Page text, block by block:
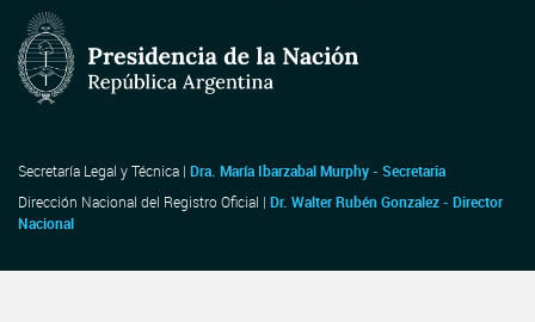
Secretaría Legal y Técnica | Dra. María Ibarzabal Murphy - Secretaria
Dirección Nacional del Registro Oficial | Dr. Walter Rubén Gonzalez - Director
Nacional